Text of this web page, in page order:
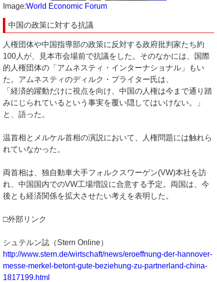
Image:World Economic Forum
中国の政策に対する抗議
人権団体や中国指導部の政策に反対する政府批判家たち約
100人が、見本市会場前で抗議をした。そのなかには、国際
的人権団体の「アムネスティ・インターナショナル」もい
た。アムネスティのディルク・プライター氏は、
「経済的躍動だけに視点を向け、中国の人権は今まで通り踏
みにじられているという事実を覆い隠してはいけない。」
と、語った。
温首相とメルケル首相の演説において、人権問題には触れら
れていなかった。
両首相は、独自動車大手フォルクスワーゲン(VW)本社を訪
れ、中国国内でのVW工場増設に合意する予定。両国は、今
後とも経済関係を拡大させたい考えを表明した。
□外部リンク
シュテルン誌（Stern Online）
http://www.stern.de/wirtschaft/news/eroeffnung-der-hannover-
messe-merkel-betont-gute-beziehung-zu-partnerland-china-
1817199.html